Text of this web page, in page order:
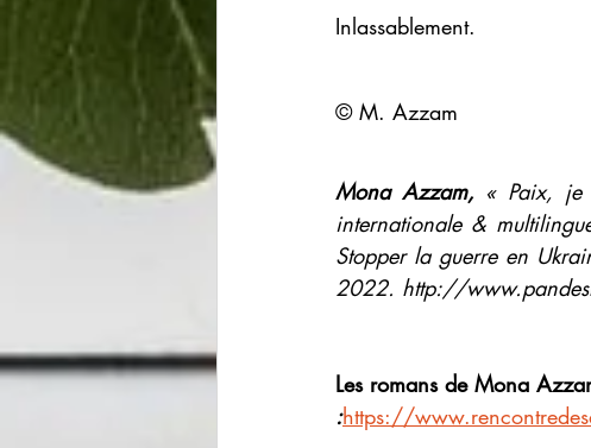
Inlassablement.
© ​M. Azzam
Mona Azzam, « ​Paix, je
internationale &
Stopper la guerre en
2022. http://
Les romans de Mona
:https://